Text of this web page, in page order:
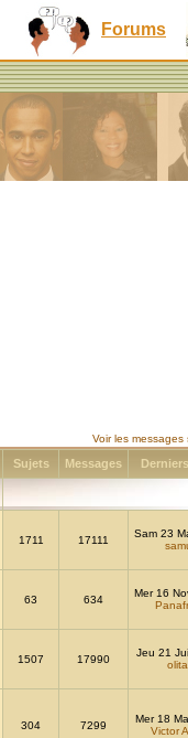
Forums
Voir les
Sujets Messages
1711 17111
Sam 23
63 634
Mer 16
1507 17990
Jeu 21
304 7299
Mer 18
Victor